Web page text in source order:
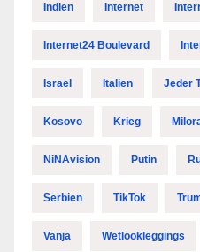
Indien Internet
Internet24 Boulevard
Israel Italien Jeder
Kosovo Krieg
NiNAvision Putin
Serbien TikTok
Vanja Wetlookleggings